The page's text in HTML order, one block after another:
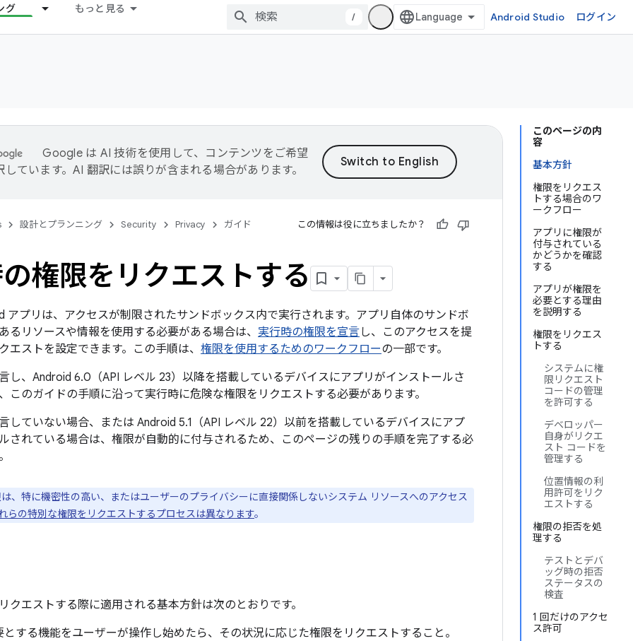
グ もっと見る
/ Android Studio ログイン
このページの内
容
基本方針
権限をリクエス
トする場合のワ
ークフロー
アプリに権限が
付与されている
かどうかを確認
する
アプリが権限を
必要とする理由
を説明する
権限をリクエス
トする
システムに権
限リクエスト
コードの管理
を許可する
デベロッパー
自身がリクエ
スト コードを
管理する
位置情報の利
用許可をリク
エストする
権限の拒否を処
理する
テストとデバ
ッグ時の拒否
ステータスの
検査
1 回だけのアクセ
ス許可
Google は AI 技術を使用して、コンテンツをご希望
ています。AI 翻訳には誤りが含まれる場合があります。
設計とプランニング Security Privacy ガイド この情報は役に立ちましたか？
権限をリクエストする
アプリは、アクセスが制限されたサンドボックス内で実行されます。アプリ自体のサンドボ
るリソースや情報を使用する必要がある場合は、 実行時の権限を宣言し、このアクセスを提
エストを設定できます。この手順は、 権限を使用するためのワークフローの一部です。
し、Android 6.0（API レベル 23）以降を搭載しているデバイスにアプリがインストールさ
このガイドの手順に沿って実行時に危険な権限をリクエストする必要があります。
していない場合、または Android 5.1（API レベル 22）以前を搭載しているデバイスにアプ
されている場合は、権限が自動的に付与されるため、このページの残りの手順を完了する必
、特に機密性の高い、またはユーザーのプライバシーに直接関係しないシステム リソースへのアクセス
らの特別な権限をリクエストするプロセスは異なります。
クエストする際に適用される基本方針は次のとおりです。
する機能をユーザーが操作し始めたら、その状況に応じた権限をリクエストすること。